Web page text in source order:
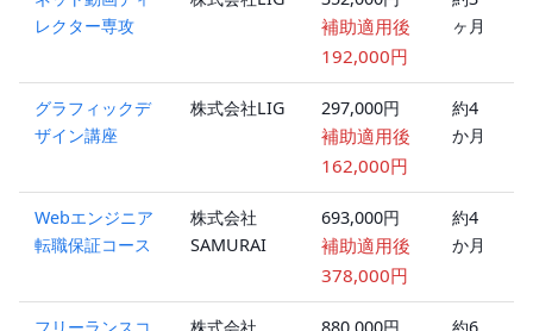
レクター専攻
補助適用後
192,000円
ヶ月
グラフィックデ
ザイン講座
株式会社LIG 297,000円
補助適用後
162,000円
約4
か月
Webエンジニア
転職保証コース
株式会社
SAMURAI
693,000円
補助適用後
378,000円
約4
か月